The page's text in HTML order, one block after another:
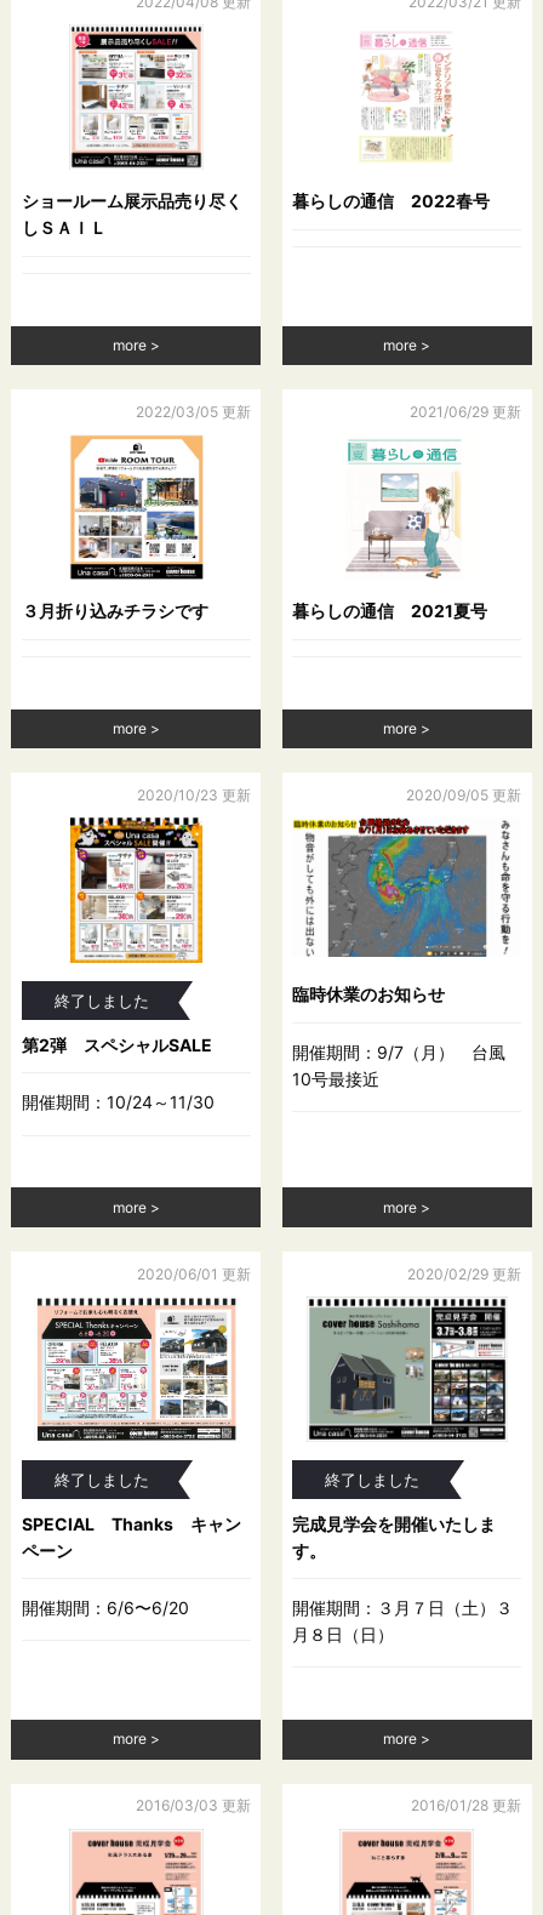
ショールーム展示品売り尽く
しＳＡＩＬ
more
暮らしの通信 2022春号
more
2022/03/05 更新
３月折り込みチラシです
more
2021/06/29 更新
暮らしの通信 2021夏号
more
2020/10/23 更新
終了しました
第2弾 スペシャルSALE
開催期間：10/24～11/30
more
2020/09/05 更新
臨時休業のお知らせ
開催期間：9/7（月） 台風
10号最接近
more
2020/06/01 更新
終了しました
SPECIAL Thanks キャン
ペーン
開催期間：6/6〜6/20
more
2020/02/29 更新
終了しました
完成見学会を開催いたしま
す。
開催期間：３月７日（土）３
月８日（日）
more
2016/03/03 更新 2016/01/28 更新